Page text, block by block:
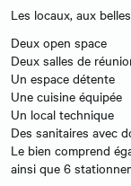
Les locaux, aux
Deux open space
Deux salles de
Un espace détente
Une cuisine équipée
Un local technique
Des sanitaires avec
Le bien comprend
ainsi que 6